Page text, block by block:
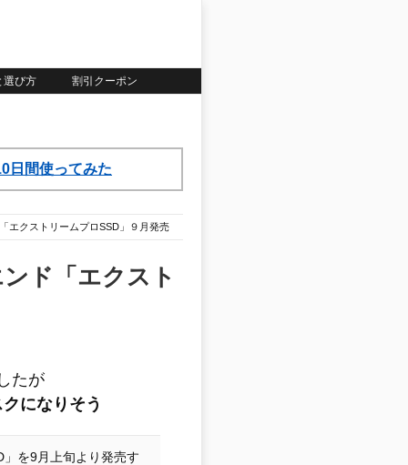
選び方 割引クーポン
日間使ってみた
エクストリームプロSSD」９月発売
ド「エクスト
たが
になりそう
を9月上旬より発売す